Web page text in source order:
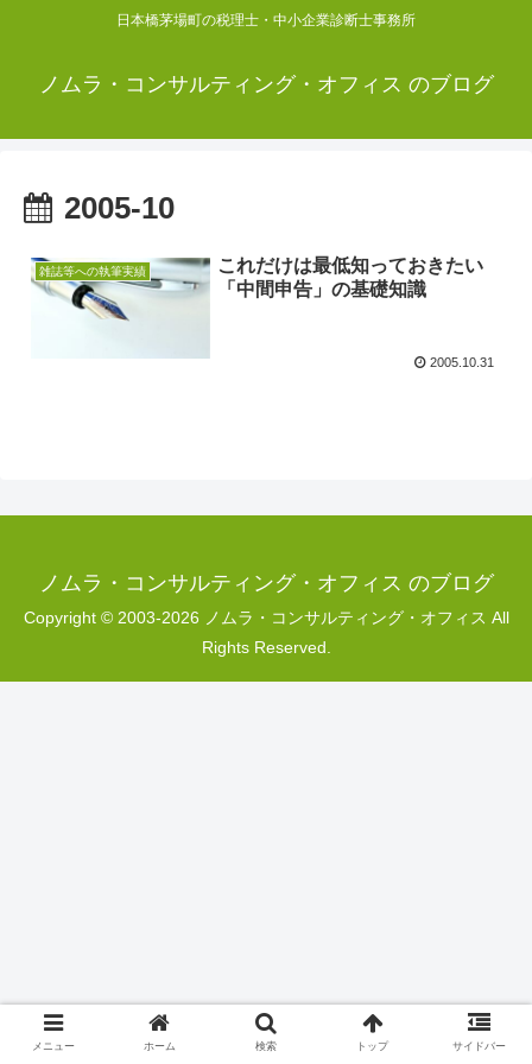
日本橋茅場町の税理士・中小企業診断士事務所
ノムラ・コンサルティング・オフィス のブログ
2005-10
雑誌等への執筆実績
これだけは最低知っておきたい
「中間申告」の基礎知識
2005.10.31
ノムラ・コンサルティング・オフィス のブログ
Copyright © 2003-2026 ノムラ・コンサルティング・オフィス All
Rights Reserved.
メニュー ホーム 検索 トップ サイドバー